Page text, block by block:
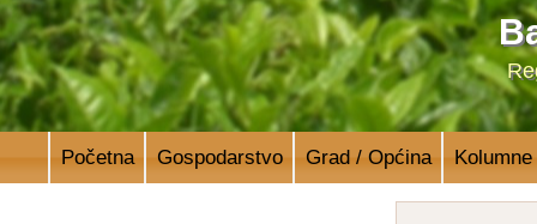
Početna Gospodarstvo Grad / Općina Kolumne